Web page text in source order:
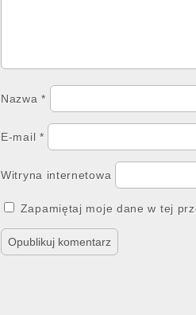
Nazwa*
E-mail *
Witryna internetowa
Zapamiętaj moje dane w tej